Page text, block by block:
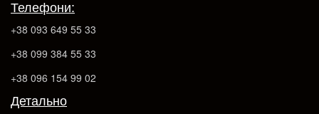
Телефони:
+38 093 649 55 33
+38 099 384 55 33
+38 096 154 99 02
Детально